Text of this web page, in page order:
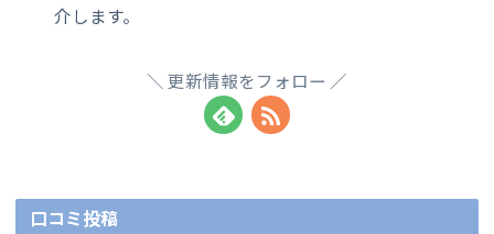
介します。
更新情報をフォロー
口コミ投稿